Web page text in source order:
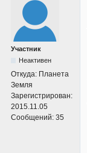
Участник
Неактивен
Откуда: Планета
Земля
Зарегистрирован:
2015.11.05
Сообщений: 35